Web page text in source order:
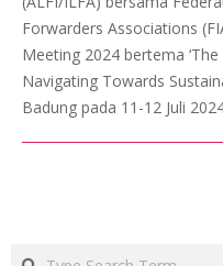
Forwarders Associations
Meeting 2024 bertema
Navigating Towards
Badung pada 11-12 Juli
Search